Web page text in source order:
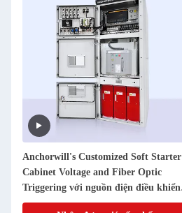
Anchorwill's Customized Soft Starter
Cabinet Voltage and Fiber Optic
Triggering với nguồn điện điều khiển
AC/DC220V